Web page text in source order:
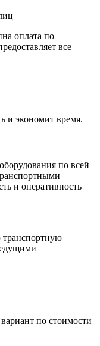
оплата по
все
и экономит время.
по всей
и оперативность
по стоимости